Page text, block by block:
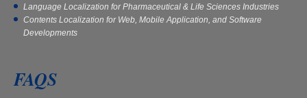
Language Localization for Pharmaceutical & Life Sciences Industries
Contents Localization for Web, Mobile Application, and Software
Developments
FAQS